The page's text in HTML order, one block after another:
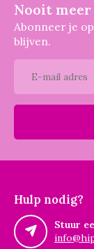
Nooit
Abonneer je
blijven.
Hulp nodig?
Stuur